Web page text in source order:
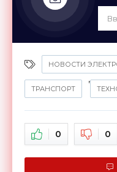
НОВОСТИ
ТРАНСПОРТ
,
0 0